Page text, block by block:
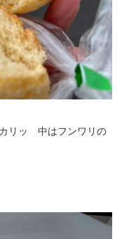
リッ 中はフンワリの